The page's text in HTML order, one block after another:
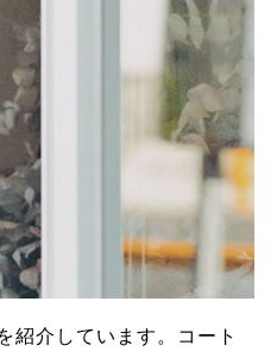
紹介しています。コート